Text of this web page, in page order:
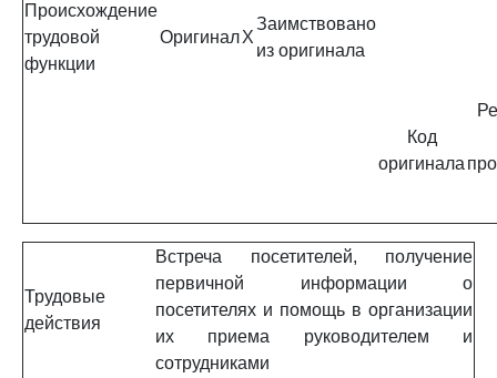
Происхождение
трудовой
функции
ОригиналX
Заимствовано
из оригинала
Код
оригинала
Трудовые
действия
Встреча посетителей, получение
первичной информации о
посетителях и помощь в организации
их приема руководителем и
сотрудниками